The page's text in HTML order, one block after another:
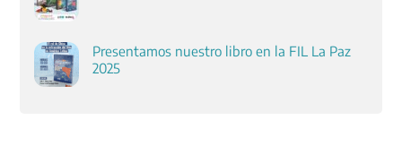
Presentamos nuestro libro en la FIL La Paz
2025